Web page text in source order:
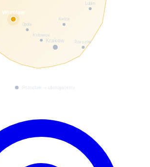
Kraków
Wrocław
Katowice
Lublin
Rzeszów
Opole
Kielce
Pozostałe — obsługujemy